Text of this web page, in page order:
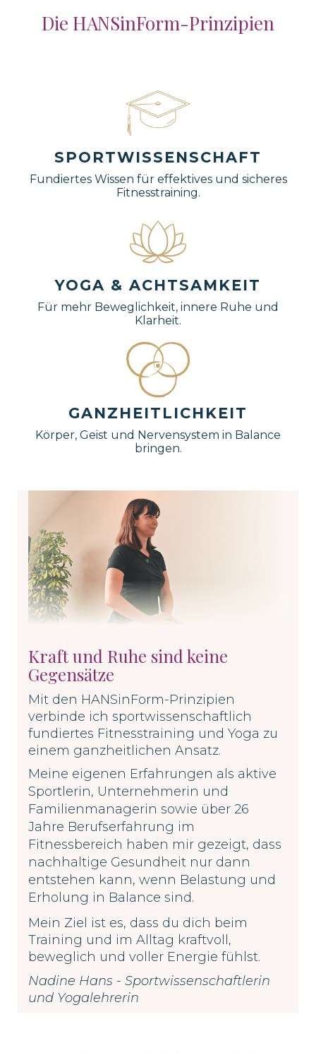
Die HANSinForm-Prinzipien
SPORTWISSENSCHAFT
Fundiertes Wissen für effektives und sicheres
Fitnesstraining.
YOGA & ACHTSAMKEIT
Für mehr Beweglichkeit, innere Ruhe und
Klarheit.
GANZHEITLICHKEIT
Körper, Geist und Nervensystem in Balance
bringen.
Kraft und Ruhe sind keine
Gegensätze
Mit den HANSinForm-Prinzipien
verbinde ich sportwissenschaftlich
fundiertes Fitnesstraining und Yoga zu
einem ganzheitlichen Ansatz.
Meine eigenen Erfahrungen als aktive
Sportlerin, Unternehmerin und
Familienmanagerin sowie über 26
Jahre Berufserfahrung im
Fitnessbereich haben mir gezeigt, dass
nachhaltige Gesundheit nur dann
entstehen kann, wenn Belastung und
Erholung in Balance sind.
Mein Ziel ist es, dass du dich beim
Training und im Alltag kraftvoll,
beweglich und voller Energie fühlst.
Nadine Hans - Sportwissenschaftlerin
und Yogalehrerin